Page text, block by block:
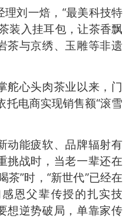
刘一焙，“最美科技特
装入挂耳包，让茶香飘
茶与京绣、玉雕等非遗
心头肉茶业以来，门
电商实现销售额“滚雪
能疲软、品牌辐射有
挑战时，当老一辈还在
茶”时，“新世代”已经在
恩父辈传授的扎实技
想逆势破局，单靠家传